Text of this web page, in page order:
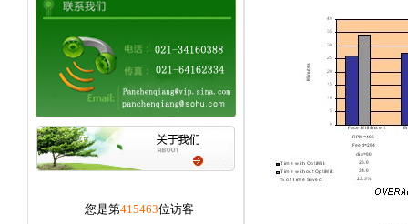
您是第415463位访客